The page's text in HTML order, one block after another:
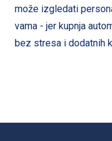
može izgledati
vama - jer kupnja
bez stresa i dodatnih